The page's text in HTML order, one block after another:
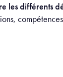
les différents